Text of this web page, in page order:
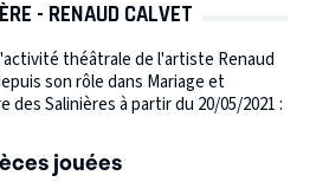
- RENAUD CALVET
théâtrale de l'artiste Renaud
son rôle dans Mariage et
Salinières à partir du 20/05/2021 :
jouées